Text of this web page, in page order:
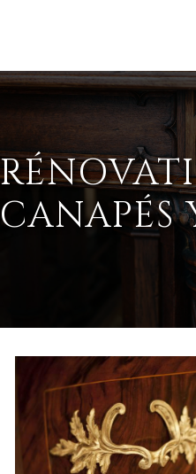
CANAPÉS